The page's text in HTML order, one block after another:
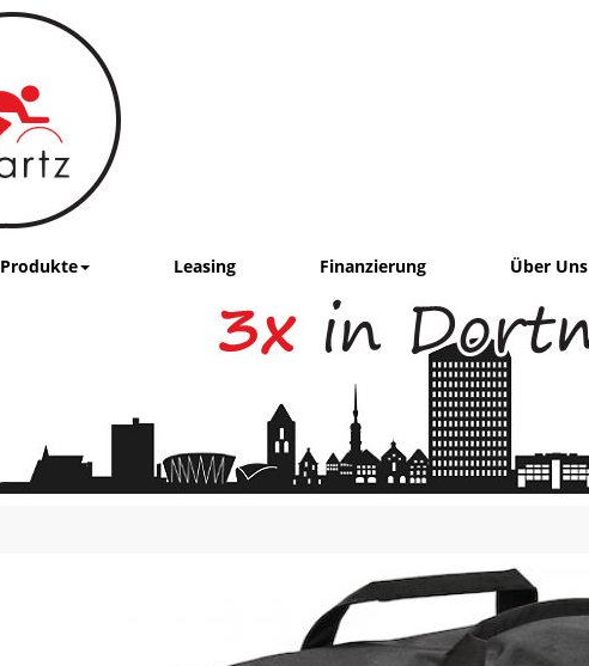
Produkte Leasing Finanzierung Über Uns